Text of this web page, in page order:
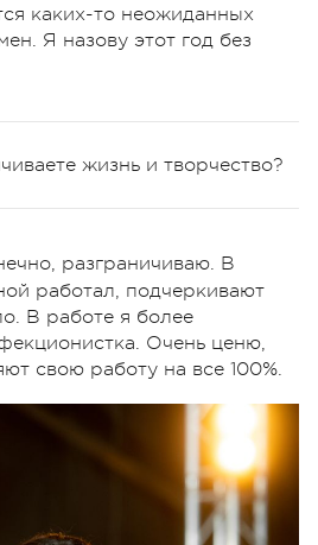
каких-то неожиданных
Я назову этот год без
жизнь и творчество?
разграничиваю. В
работал, подчеркивают
В работе я более
Очень ценю,
свою работу на все 100%.